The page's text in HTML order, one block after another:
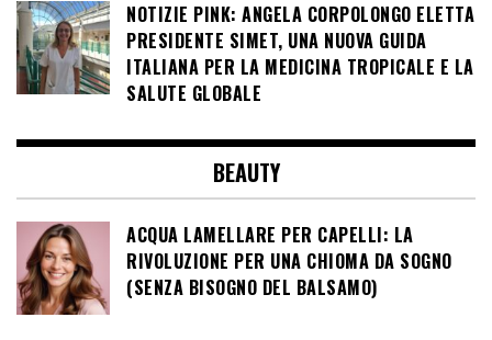
NOTIZIE PINK: ANGELA CORPOLONGO ELETTA
PRESIDENTE SIMET, UNA NUOVA GUIDA
ITALIANA PER LA MEDICINA TROPICALE E LA
SALUTE GLOBALE
BEAUTY
ACQUA LAMELLARE PER CAPELLI: LA
RIVOLUZIONE PER UNA CHIOMA DA SOGNO
(SENZA BISOGNO DEL BALSAMO)